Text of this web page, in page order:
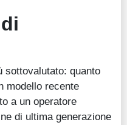
sottovalutato: quanto
modello recente
a un operatore
di ultima generazione